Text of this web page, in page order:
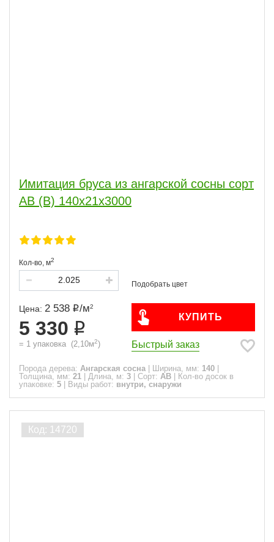
Имитация бруса из ангарской сосны сорт
АВ (В) 140x21x3000
Кол-во, м2
Цена: 2 538 /м2
5 330
= 1 упаковка (2,10м2)
КУПИТЬ
Быстрый заказ
Порода дерева: Ангарская сосна Ширина, мм: 140
Толщина, мм: 21 Длина, м: 3 Сорт: АВ
Кол-во досок в
упаковке: 5 Виды работ: внутри, снаружи